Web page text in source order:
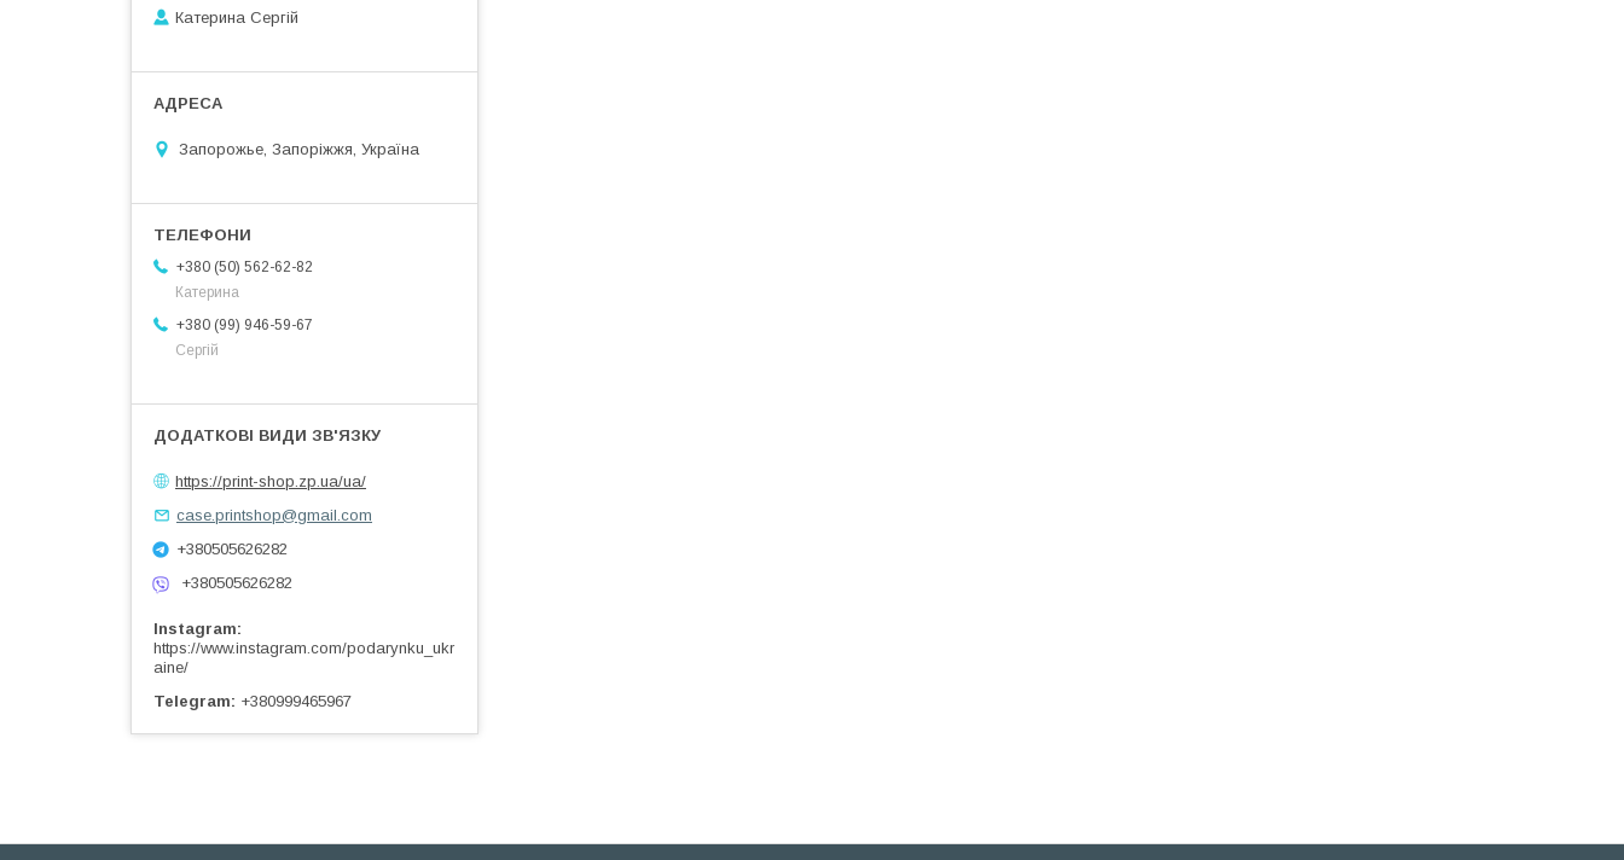
Катерина Сергій
Запорожье, Запоріжжя, Україна
+380 (50) 562-62-82
Катерина
+380 (99) 946-59-67
Сергій
https://print-shop.zp.ua/ua/
case.printshop@gmail.com
+380505626282
+380505626282
Instagram
https://www.instagram.com/podarynku_ukr
aine/
Telegram
+380999465967